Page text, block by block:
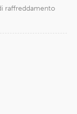
raffreddamento